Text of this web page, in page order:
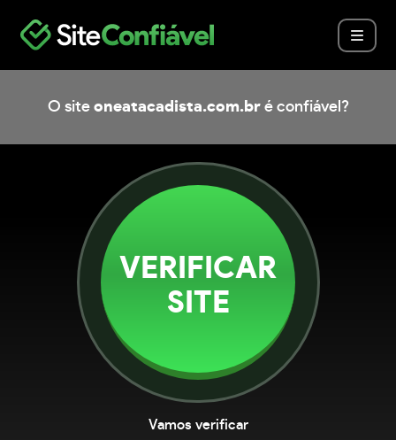
O site oneatacadista.com.bré confiável?
VERIFICAR
SITE
Vamos verificar